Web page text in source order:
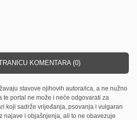
KOMENTARA (0)
stavove njihovih autora/ica, a ne nužno
te portal ne može i neće odgovarati za
koji sadrže vrijeđanja, psovanja i vulgaran
najave i objašnjenja, ali to ne obavezuje